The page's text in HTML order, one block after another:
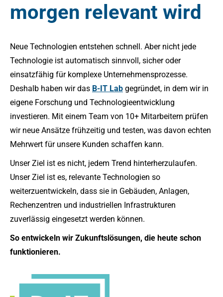
morgen relevant wird
Neue Technologien entstehen schnell. Aber nicht jede
Technologie ist automatisch sinnvoll, sicher oder
einsatzfähig für komplexe Unternehmensprozesse.
Deshalb haben wir das B-IT Lab gegründet, in dem wir in
eigene Forschung und Technologieentwicklung
investieren. Mit einem Team von 10+ Mitarbeitern prüfen
wir neue Ansätze frühzeitig und testen, was davon echten
Mehrwert für unsere Kunden schaffen kann.
Unser Ziel ist es nicht, jedem Trend hinterherzulaufen.
Unser Ziel ist es, relevante Technologien so
weiterzuentwickeln, dass sie in Gebäuden, Anlagen,
Rechenzentren und industriellen Infrastrukturen
zuverlässig eingesetzt werden können.
So entwickeln wir Zukunftslösungen, die heute schon
funktionieren.